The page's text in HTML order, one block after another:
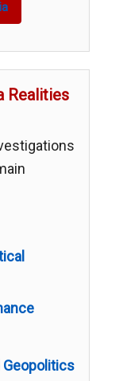
Realities
Geopolitics